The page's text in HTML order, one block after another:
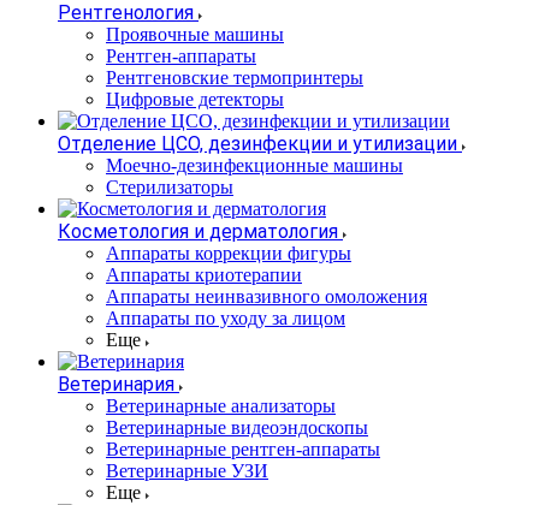
Рентгенология
Проявочные машины
Рентген-аппараты
Рентгеновские термопринтеры
Цифровые детекторы
Отделение ЦСО, дезинфекции и утилизации
Моечно-дезинфекционные машины
Стерилизаторы
Косметология и дерматология
Аппараты коррекции фигуры
Аппараты криотерапии
Аппараты неинвазивного омоложения
Аппараты по уходу за лицом
Еще
Ветеринария
Ветеринарные анализаторы
Ветеринарные видеоэндоскопы
Ветеринарные рентген-аппараты
Ветеринарные УЗИ
Еще